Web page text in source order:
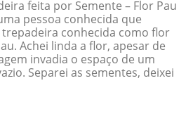
feita por Semente – Flor Pau
pessoa conhecida que
conhecida como flor
Achei linda a flor, apesar de
invadia o espaço de um
Separei as sementes, deixei